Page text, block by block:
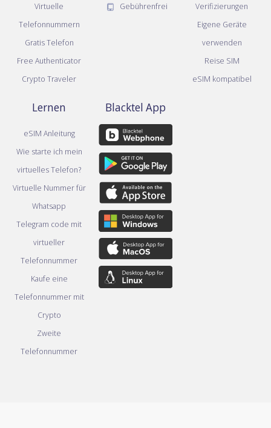
Virtuelle
Telefonnummern
Gratis Telefon
Free Authenticator
Crypto Traveler
Gebührenfrei
Verifizierungen
Eigene Geräte
verwenden
Reise SIM
eSIM kompatibel
Lernen
eSIM Anleitung
Wie starte ich mein
virtuelles Telefon?
Virtuelle Nummer für
Whatsapp
Telegram code mit
virtueller
Telefonnummer
Kaufe eine
Telefonnummer mit
Crypto
Zweite
Telefonnummer
Blacktel App